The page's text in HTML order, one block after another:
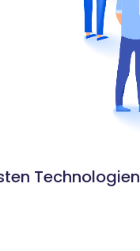
Technologien